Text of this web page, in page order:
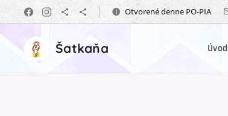
Otvorené denne PO-PIA
Šatkaňa Úvod